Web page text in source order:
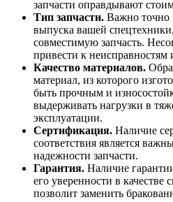
запчасти оправдывают
Тип запчасти. Важно точно
выпуска вашей
совместимую запчасть.
привести к неисправностям
Качество материалов.
материал, из которого
быть прочным и
выдерживать нагрузки в
эксплуатации.
Сертификация. Наличие
соответствия является
надежности запчасти.
Гарантия. Наличие
его уверенности в
позволит заменить